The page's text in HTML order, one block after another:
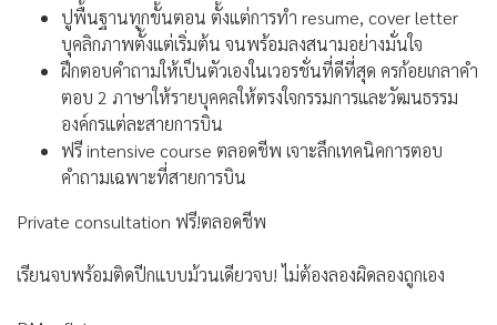
ปูพื้นฐานทุกขั้นตอน ตั้งแต่การทำ resume, cover letter
บุคลิกภาพตั้งแต่เริ่มต้น จนพร้อมลงสนามอย่างมั่นใจ
ฝึกตอบคำถามให้เป็นตัวเองในเวอรชั่นที่ดีที่สุด ครก้อยเกลาคำ
ตอบ 2 ภาษาให้รายบุคคลให้ตรงใจกรรมการและวัฒนธรรม
องค์กรแต่ละสายการบิน
ฟรี intensive course ตลอดชีพ เจาะลึกเทคนิคการตอบ
คำถามเฉพาะที่สายการบิน
Private consultation ฟรี!ตลอดชีพ
เรียนจบพร้อมติดปีกแบบม้วนเดียวจบ! ไม่ต้องลองผิดลองถูกเอง